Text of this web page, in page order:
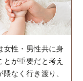
女性・男性共に身
が重要だと考え
なく行き渡り、